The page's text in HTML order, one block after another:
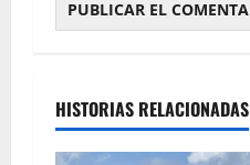
HISTORIAS RELACIONADAS